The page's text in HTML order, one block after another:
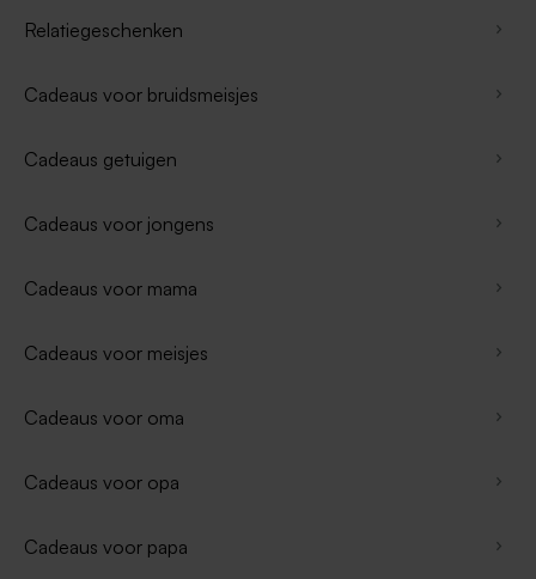
Relatiegeschenken
Cadeaus voor bruidsmeisjes
Cadeaus getuigen
Cadeaus voor jongens
Cadeaus voor mama
Cadeaus voor meisjes
Cadeaus voor oma
Cadeaus voor opa
Cadeaus voor papa